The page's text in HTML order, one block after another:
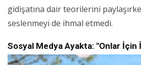
gidişatına dair teorilerini
seslenmeyi de ihmal etmedi.
Sosyal Medya Ayakta: "Onlar